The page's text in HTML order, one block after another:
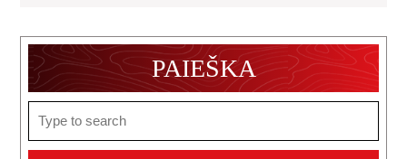
PAIEŠKA
for: